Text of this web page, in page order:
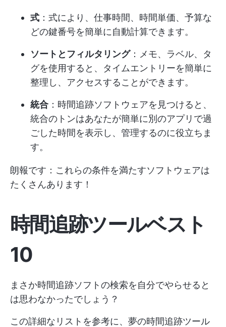
式 ：式により、仕事時間、時間単価、予算な
どの鍵番号を簡単に自動計算できます。
ソートとフィルタリング：メモ、ラベル、タ
グを使用すると、タイムエントリーを簡単に
整理し、アクセスすることができます。
統合 ：時間追跡ソフトウェアを見つけると、
統合のトンはあなたが簡単に別のアプリで過
ごした時間を表示し、管理するのに役立ちま
す。
朗報です：これらの条件を満たすソフトウェアは
たくさんあります！
時間追跡ツールベスト
10
まさか時間追跡ソフトの検索を自分でやらせると
は思わなかったでしょう？
この詳細なリストを参考に、夢の時間追跡ツール